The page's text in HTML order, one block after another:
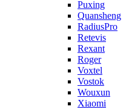
Puxing
Quansheng
RadiusPro
Retevis
Rexant
Roger
Voxtel
Vostok
Wouxun
Xiaomi